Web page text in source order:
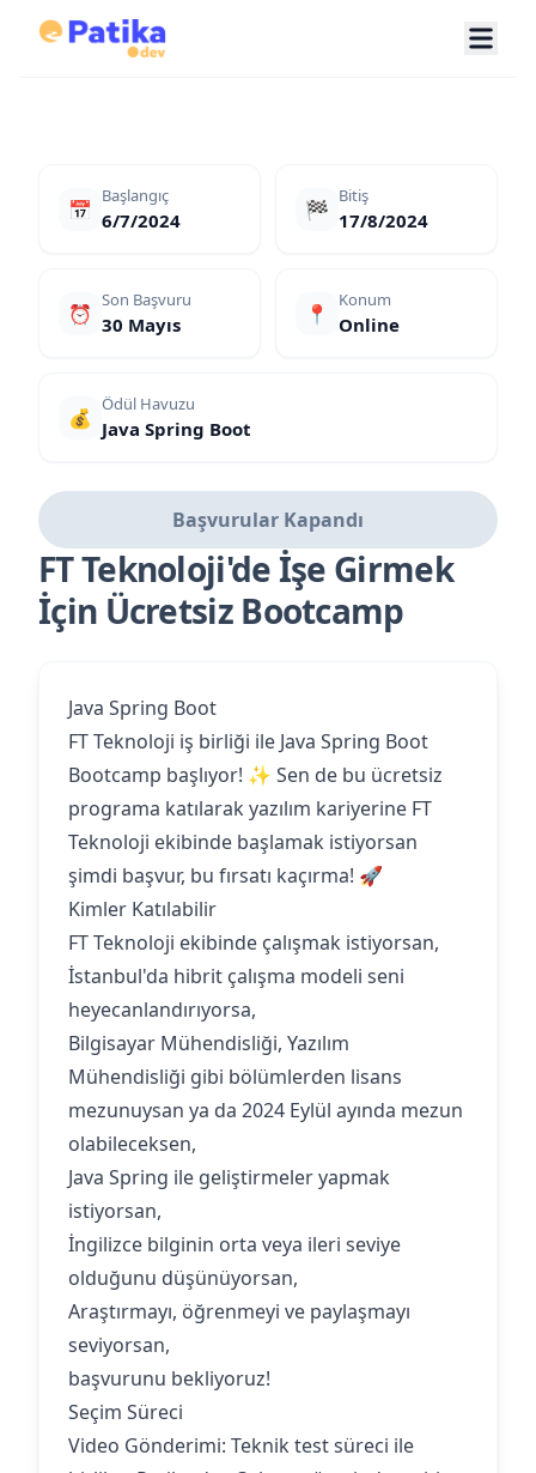
📅
Başlangıç
6/7/2024 🏁
Bitiş
17/8/2024
⏰
Son Başvuru
30 Mayıs 📍
Konum
Online
💰
Ödül Havuzu
Java Spring Boot
Başvurular Kapandı
FT Teknoloji'de İşe Girmek
İçin Ücretsiz Bootcamp
Java Spring Boot
FT Teknoloji iş birliği ile Java Spring Boot
Bootcamp başlıyor! ✨ Sen de bu ücretsiz
programa katılarak yazılım kariyerine FT
Teknoloji ekibinde başlamak istiyorsan
şimdi başvur, bu fırsatı kaçırma! 🚀
Kimler Katılabilir
FT Teknoloji ekibinde çalışmak istiyorsan,
İstanbul'da hibrit çalışma modeli seni
heyecanlandırıyorsa,
Bilgisayar Mühendisliği, Yazılım
Mühendisliği gibi bölümlerden lisans
mezunuysan ya da 2024 Eylül ayında mezun
olabileceksen,
Java Spring ile geliştirmeler yapmak
istiyorsan,
İngilizce bilginin orta veya ileri seviye
olduğunu düşünüyorsan,
Araştırmayı, öğrenmeyi ve paylaşmayı
seviyorsan,
başvurunu bekliyoruz!
Seçim Süreci
Video Gönderimi: Teknik test süreci ile